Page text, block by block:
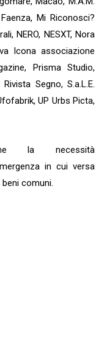
Mi Riconosci?
NERO, NESXT, Nora
Icona associazione
Prisma Studio,
Segno, S.a.L.E.
UP Urbs Picta,
la necessità
in cui versa
comuni.